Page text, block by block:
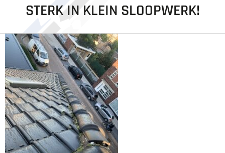
STERK IN KLEIN SLOOPWERK!